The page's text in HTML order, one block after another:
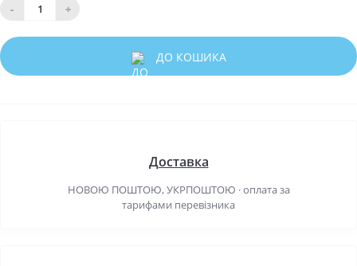
-
+
ДО КОШИКА
Доставка
НОВОЮ ПОШТОЮ, УКРПОШТОЮ · оплата за
тарифами перевізника